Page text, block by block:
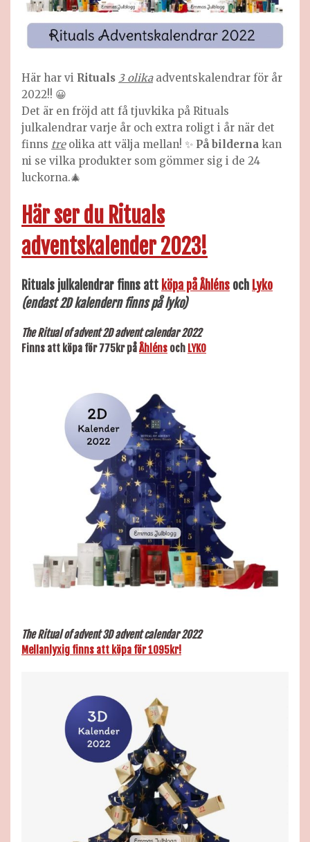
Här har vi Rituals 3 olikaadventskalendrar för år
2022!! 😀
Det är en fröjd att få tjuvkika på Rituals
julkalendrar varje år och extra roligt i år när det
finns treolika att välja mellan! ✨ På bilderna kan
ni se vilka produkter som gömmer sig i de 24
luckorna.🎄
Här ser du Rituals
adventskalender 2023!
Rituals julkalendrar finns att köpa på Åhléns och Lyko
(endast 2D kalendern finns på lyko)
The Ritual of advent 2D advent calendar 2022
Finns att köpa för 775kr påÅhléns och LYKO
The Ritual ofadvent 3D advent calendar 2022
Mellanlyxig finns att köpa för 1095kr!